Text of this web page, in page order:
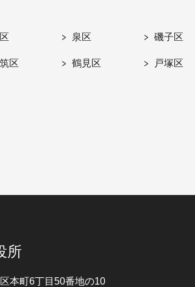
泉区 磯子区
区 鶴見区 戸塚区
所
本町6丁目50番地の10